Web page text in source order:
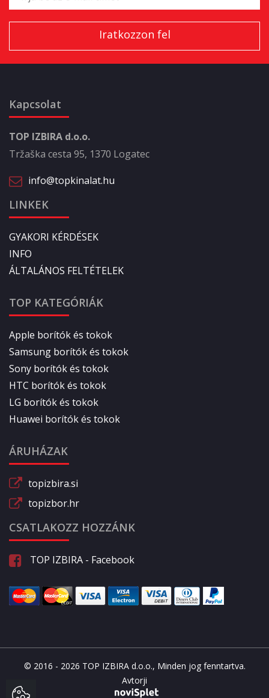
Kapcsolat
TOP IZBIRA d.o.o.
Tržaška cesta 95, 1370 Logatec
info@topkinalat.hu
LINKEK
GYAKORI KÉRDÉSEK
INFO
ÁLTALÁNOS FELTÉTELEK
TOP KATEGÓRIÁK
Apple borítók és tokok
Samsung borítók és tokok
Sony borítók és tokok
HTC borítók és tokok
LG borítók és tokok
Huawei borítók és tokok
ÁRUHÁZAK
topizbira.si
topizbor.hr
CSATLAKOZZ HOZZÁNK
TOP IZBIRA - Facebook
© 2016 - 2026 TOP IZBIRA d.o.o., Minden jog fenntartva.
Avtorji